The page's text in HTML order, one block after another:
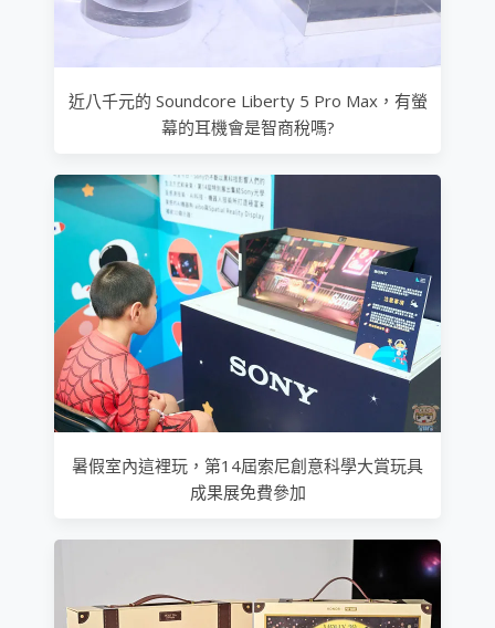
近八千元的 Soundcore Liberty 5 Pro Max，有螢
幕的耳機會是智商稅嗎?
暑假室內這裡玩，第14屆索尼創意科學大賞玩具
成果展免費參加